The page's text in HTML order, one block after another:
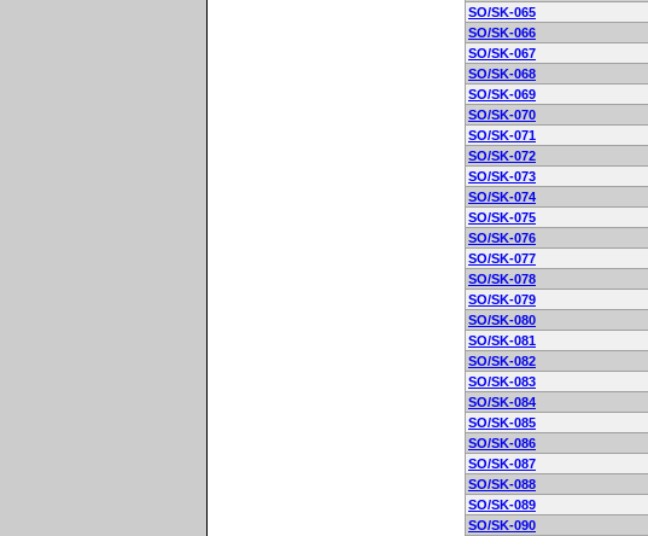
SO/SK-065
SO/SK-066
SO/SK-067
SO/SK-068
SO/SK-069
SO/SK-070
SO/SK-071
SO/SK-072
SO/SK-073
SO/SK-074
SO/SK-075
SO/SK-076
SO/SK-077
SO/SK-078
SO/SK-079
SO/SK-080
SO/SK-081
SO/SK-082
SO/SK-083
SO/SK-084
SO/SK-085
SO/SK-086
SO/SK-087
SO/SK-088
SO/SK-089
SO/SK-090